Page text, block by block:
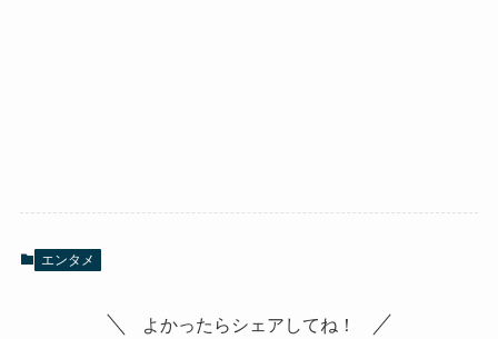
エンタメ
よかったらシェアしてね！